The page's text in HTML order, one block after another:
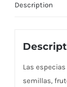
Description
Las
semillas,